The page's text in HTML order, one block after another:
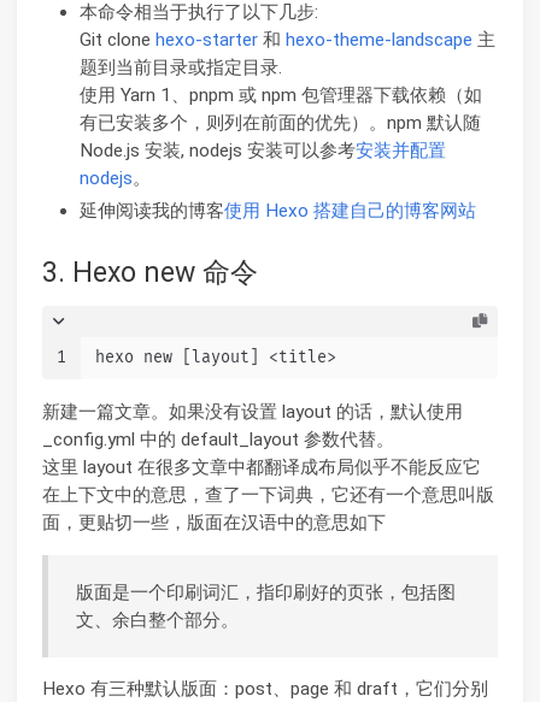
本命令相当于执行了以下几步:
Git clone hexo-starter和 hexo-theme-landscape 主
题到当前目录或指定目录.
使用 Yarn 1、pnpm 或 npm 包管理器下载依赖（如
有已安装多个，则列在前面的优先）。npm 默认随
Node.js 安装, nodejs 安装可以参考安装并配置
nodejs。
延伸阅读我的博客使用 Hexo 搭建自己的博客网站
3. Hexo new 命令
1 hexo new [layout] <title>
新建一篇文章。如果没有设置 layout 的话，默认使用
_config.yml 中的 default_layout 参数代替。
这里 layout 在很多文章中都翻译成布局似乎不能反应它
在上下文中的意思，查了一下词典，它还有一个意思叫版
面，更贴切一些，版面在汉语中的意思如下
版面是一个印刷词汇，指印刷好的页张，包括图
文、余白整个部分。
Hexo 有三种默认版面：post、page 和 draft，它们分别